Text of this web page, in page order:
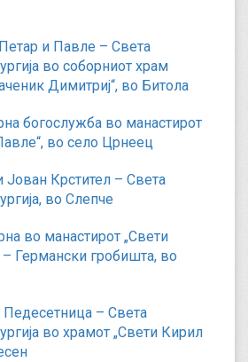
и Павле – Света
во соборниот храм
Димитриј“, во Битола
богослужба во манастирот
во село Црнеец
Јован Крстител – Света
во Слепче
во манастирот „Свети
– Германски гробишта, во
Педесетница – Света
во храмот „Свети Кирил